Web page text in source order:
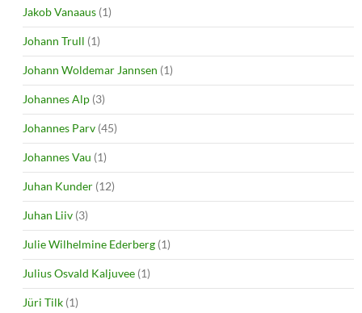
Jakob Vanaaus (1)
Johann Trull (1)
Johann Woldemar Jannsen (1)
Johannes Alp (3)
Johannes Parv (45)
Johannes Vau (1)
Juhan Kunder (12)
Juhan Liiv (3)
Julie Wilhelmine Ederberg (1)
Julius Osvald Kaljuvee (1)
Jüri Tilk (1)